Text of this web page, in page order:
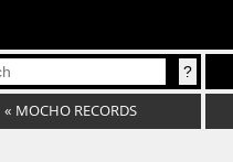
« MOCHO RECORDS